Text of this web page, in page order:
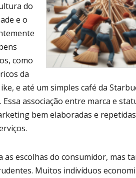
do
e o
como
da
e até um simples café da
associação entre marca e
bem elaboradas e
escolhas do consumidor, mas
Muitos indivíduos